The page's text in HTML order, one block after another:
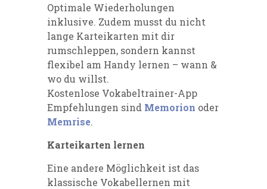
Optimale Wiederholungen
inklusive. Zudem musst du nicht
lange Karteikarten mit dir
rumschleppen, sondern kannst
flexibel am Handy lernen – wann &
wo du willst.
Kostenlose Vokabeltrainer-App
Empfehlungen sind Memorion oder
Memrise.
Karteikarten lernen
Eine andere Möglichkeit ist das
klassische Vokabellernen mit